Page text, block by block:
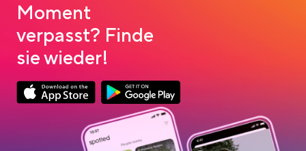
Moment
verpasst? Finde
sie wieder!
Google Play Download